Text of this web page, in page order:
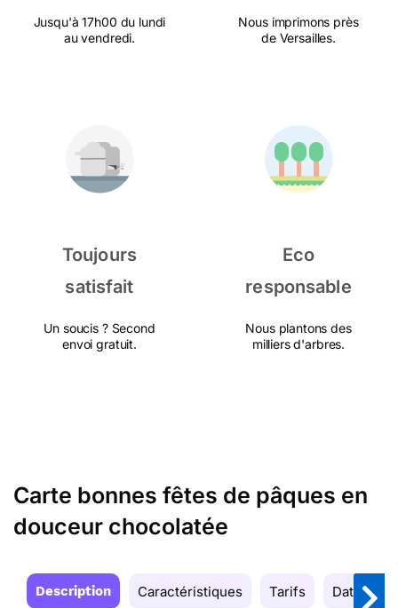
Jusqu'à 17h00 du lundi
au vendredi.
Nous imprimons près
de Versailles.
Toujours
satisfait
Un soucis ? Second
envoi gratuit.
Eco
responsable
Nous plantons des
milliers d'arbres.
Carte bonnes fêtes de pâques en
douceur chocolatée
Description Caractéristiques Tarifs Date de